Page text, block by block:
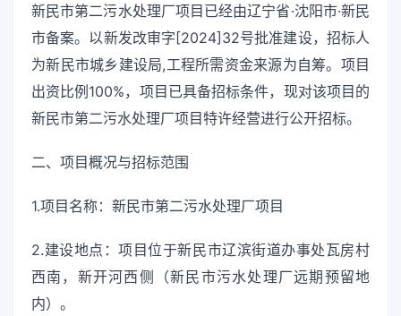
新民市第二污水处理厂项目已经由辽宁省·沈阳市·新民
市备案。以新发改审字[2024]32号批准建设，招标人
为新民市城乡建设局,工程所需资金来源为自筹。项目
出资比例100%，项目已具备招标条件，现对该项目的
新民市第二污水处理厂项目特许经营进行公开招标。
二、项目概况与招标范围
1.项目名称：新民市第二污水处理厂项目
2.建设地点：项目位于新民市辽滨街道办事处瓦房村
西南，新开河西侧（新民市污水处理厂远期预留地
内）。